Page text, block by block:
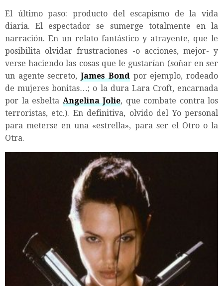
El último paso: producto del escapismo de la vida
diaria. El espectador se sumerge totalmente en la
narración. En un relato fantástico y atrayente, que le
posibilita olvidar frustraciones -o acciones, mejor- y
verse haciendo las cosas que le gustarían (soñar en ser
un agente secreto,James Bond por ejemplo, rodeado
de mujeres bonitas…; o la dura Lara Croft, encarnada
por la esbelta Angelina Jolie, que combate contra los
terroristas, etc.). En definitiva, olvido del Yo personal
para meterse en una «estrella», para ser el Otro o la
Otra.